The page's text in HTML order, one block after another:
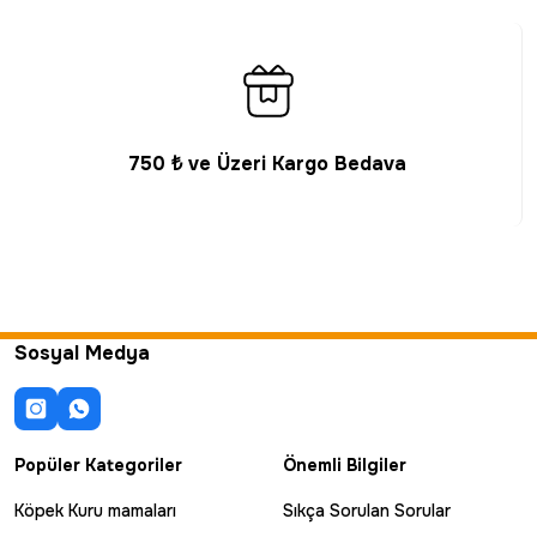
750 ₺ ve Üzeri Kargo Bedava
Sosyal Medya
Popüler Kategoriler
Köpek Kuru mamaları
Önemli Bilgiler
Sıkça Sorulan Sorular